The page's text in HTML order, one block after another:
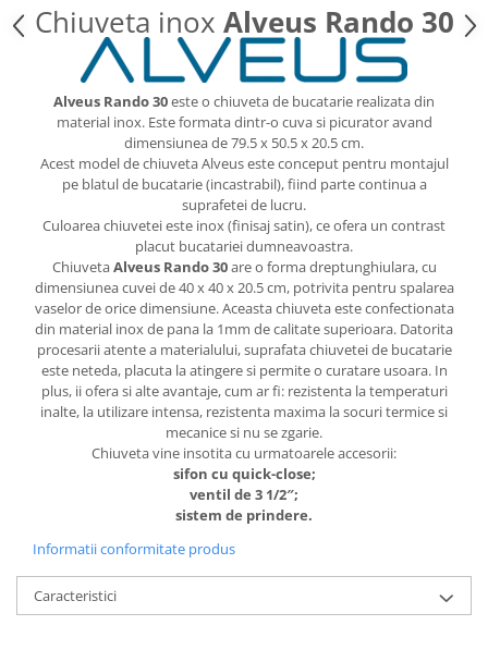
Chiuveta inox Alveus Rando 30
Alveus Rando 30este o chiuveta de bucatarie realizata din
material inox. Este formata dintr-o cuva si picurator avand
dimensiunea de 79.5 x 50.5 x 20.5 cm.
Acest model de chiuveta Alveus este conceput pentru montajul
pe blatul de bucatarie (incastrabil), fiind parte continua a
suprafetei de lucru.
Culoarea chiuvetei este inox (finisaj satin), ce ofera un contrast
placut bucatariei dumneavoastra.
ChiuvetaAlveus Rando 30are o forma dreptunghiulara, cu
dimensiunea cuvei de 40 x 40 x 20.5 cm, potrivita pentru spalarea
vaselor de orice dimensiune. Aceasta chiuveta este confectionata
din material inox de pana la 1mm de calitate superioara. Datorita
procesarii atente a materialului, suprafata chiuvetei de bucatarie
este neteda, placuta la atingere si permite o curatare usoara. In
plus, ii ofera si alte avantaje, cum ar fi: rezistenta la temperaturi
inalte, la utilizare intensa, rezistenta maxima la socuri termice si
mecanice si nu se zgarie.
Chiuveta vine insotita cu urmatoarele accesorii:
sifon cu quick-close;
ventil de 3 1/2″;
sistem de prindere.
Informatii conformitate produs
Caracteristici